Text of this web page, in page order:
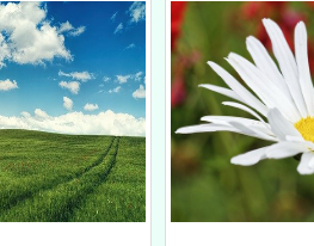
程表